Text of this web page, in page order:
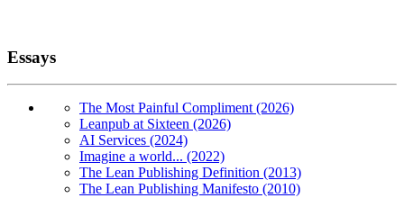
Essays
The Most Painful Compliment (2026)
Leanpub at Sixteen (2026)
AI Services (2024)
Imagine a world... (2022)
The Lean Publishing Definition (2013)
The Lean Publishing Manifesto (2010)